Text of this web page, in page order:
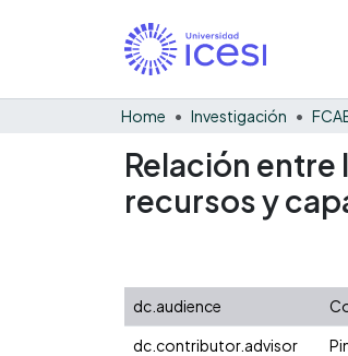
Home Investigación
Relación
recursos y
dc.audience
dc.contributor.advisor